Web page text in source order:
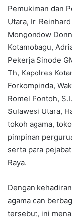
Pemukiman dan
Utara, Ir.
Mongondow
Kotamobagu,
Pekerja Sinode
Th, Kapolres
Forkompinda,
Romel Pontoh,
Sulawesi Utara,
tokoh agama,
pimpinan
serta para
Raya.
Dengan
agama dan
tersebut, ini